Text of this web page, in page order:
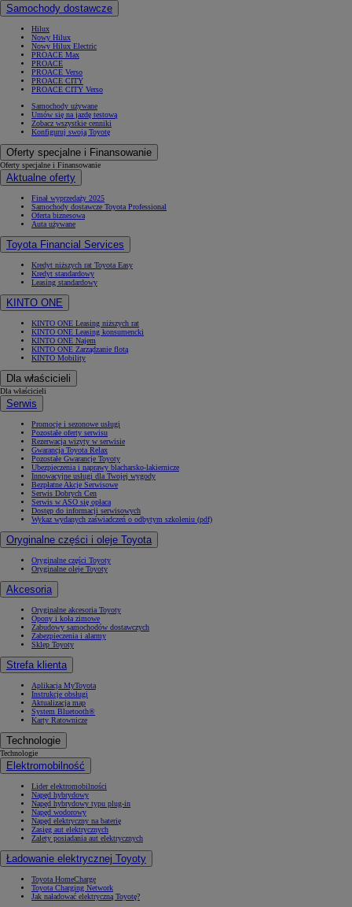
Samochody dostawcze
Hilux
Nowy Hilux
Nowy Hilux Electric
PROACE Max
PROACE
PROACE Verso
PROACE CITY
PROACE CITY Verso
Samochody używane
Umów się na jazdę testową
Zobacz wszystkie cenniki
Konfiguruj swoją Toyotę
Oferty specjalne i Finansowanie
Oferty specjalne i Finansowanie
Aktualne oferty
Finał wyprzedaży 2025
Samochody dostawcze Toyota Professional
Oferta biznesowa
Auta używane
Toyota Financial Services
Kredyt niższych rat Toyota Easy
Kredyt standardowy
Leasing standardowy
KINTO ONE
KINTO ONE Leasing niższych rat
KINTO ONE Leasing konsumencki
KINTO ONE Najem
KINTO ONE Zarządzanie flotą
KINTO Mobility
Dla właścicieli
Dla właścicieli
Serwis
Promocje i sezonowe usługi
Pozostałe oferty serwisu
Rezerwacja wizyty w serwisie
Gwarancja Toyota Relax
Pozostałe Gwarancje Toyoty
Ubezpieczenia i naprawy blacharsko-lakiernicze
Innowacyjne usługi dla Twojej wygody
Bezpłatne Akcje Serwisowe
Serwis Dobrych Cen
Serwis w ASO się opłaca
Dostęp do informacji serwisowych
Wykaz wydanych zaświadczeń o odbytym szkoleniu (pdf)
Oryginalne części i oleje Toyota
Oryginalne części Toyoty
Oryginalne oleje Toyoty
Akcesoria
Oryginalne akcesoria Toyoty
Opony i koła zimowe
Zabudowy samochodów dostawczych
Zabezpieczenia i alarmy
Sklep Toyoty
Strefa klienta
Aplikacja MyToyota
Instrukcje obsługi
Aktualizacja map
System Bluetooth®
Karty Ratownicze
Technologie
Technologie
Elektromobilność
Lider elektromobilności
Napęd hybrydowy
Napęd hybrydowy typu plug-in
Napęd wodorowy
Napęd elektryczny na baterię
Zasięg aut elektrycznych
Zalety posiadania aut elektrycznych
Ładowanie elektrycznej Toyoty
Toyota HomeCharge
Toyota Charging Network
Jak naładować elektryczną Toyotę?